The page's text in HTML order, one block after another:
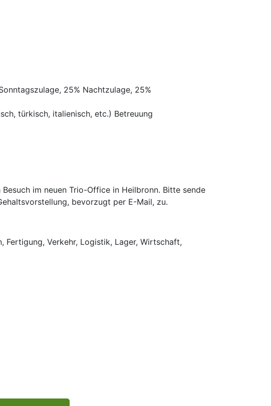
25% Nachtzulage, 25%
türkisch, italienisch, etc.) Betreuung
im neuen Trio-Office in Heilbronn. Bitte sende
bevorzugt per E-Mail, zu.
Fertigung, Verkehr, Logistik, Lager, Wirtschaft,